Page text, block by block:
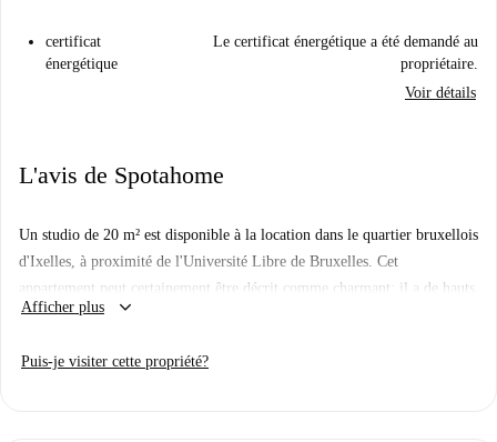
certificat
énergétique
Le certificat énergétique a été demandé au
propriétaire.
Voir détails
L'avis de Spotahome
Un studio de 20 m² est disponible à la location dans le quartier bruxellois
d'Ixelles, à proximité de l'Université Libre de Bruxelles. Cet
appartement peut certainement être décrit comme charmant; il a de hauts
plafonds, beaucoup de lumière. L'intérieur se compose d'une pièce
équipé et une table à manger.
Afficher plus keyboard_arrow_down
Puis-je visiter cette propriété?